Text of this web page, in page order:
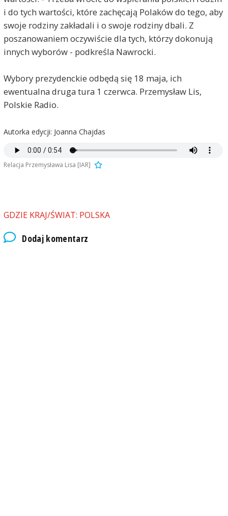
i do tych wartości, które zachęcają Polaków do tego, aby
swoje rodziny zakładali i o swoje rodziny dbali. Z
poszanowaniem oczywiście dla tych, którzy dokonują
innych wyborów - podkreśla Nawrocki.
Wybory prezydenckie odbędą się 18 maja, ich
ewentualna druga tura 1 czerwca. Przemysław Lis,
Polskie Radio.
Autorka edycji: Joanna Chajdas
Relacja Przemysława Lisa [IAR]
GDZIE KRAJ/ŚWIAT: POLSKA
Dodaj komentarz